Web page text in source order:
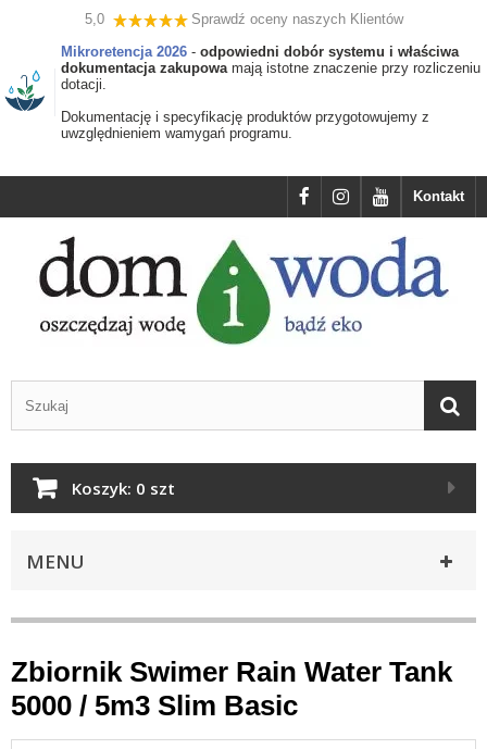
5,0
Sprawdź oceny naszych Klientów
Mikroretencja 2026 - odpowiedni dobór systemu i właściwa
dokumentacja zakupowamają istotne znaczenie przy rozliczeniu
dotacji.
Dokumentację i specyfikację produktów przygotowujemy z
uwzględnieniem wamygań programu.
Kontakt
Koszyk: 0 szt
MENU
Zbiornik Swimer Rain Water Tank
5000 / 5m3 Slim Basic